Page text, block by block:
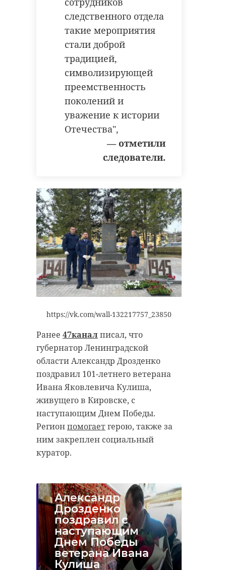
следственного отдела
такие мероприятия
стали доброй
традицией,
символизирующей
преемственность
поколений и
уважение к истории
Отечества",
— отметили
следователи.
https://vk.com/wall-132217757_23850
Ранее 47каналписал, что
губернатор Ленинградской
области Александр Дрозденко
поздравил 101-летнего ветерана
Ивана Яковлевича Кулиша,
живущего в Кировске, с
наступающим Днем Победы.
Регионпомогаетгерою, также за
ним закреплен социальный
куратор.
Александр
Дрозденко
поздравил с
наступающим
Днем Победы
ветерана Ивана
Кулиша